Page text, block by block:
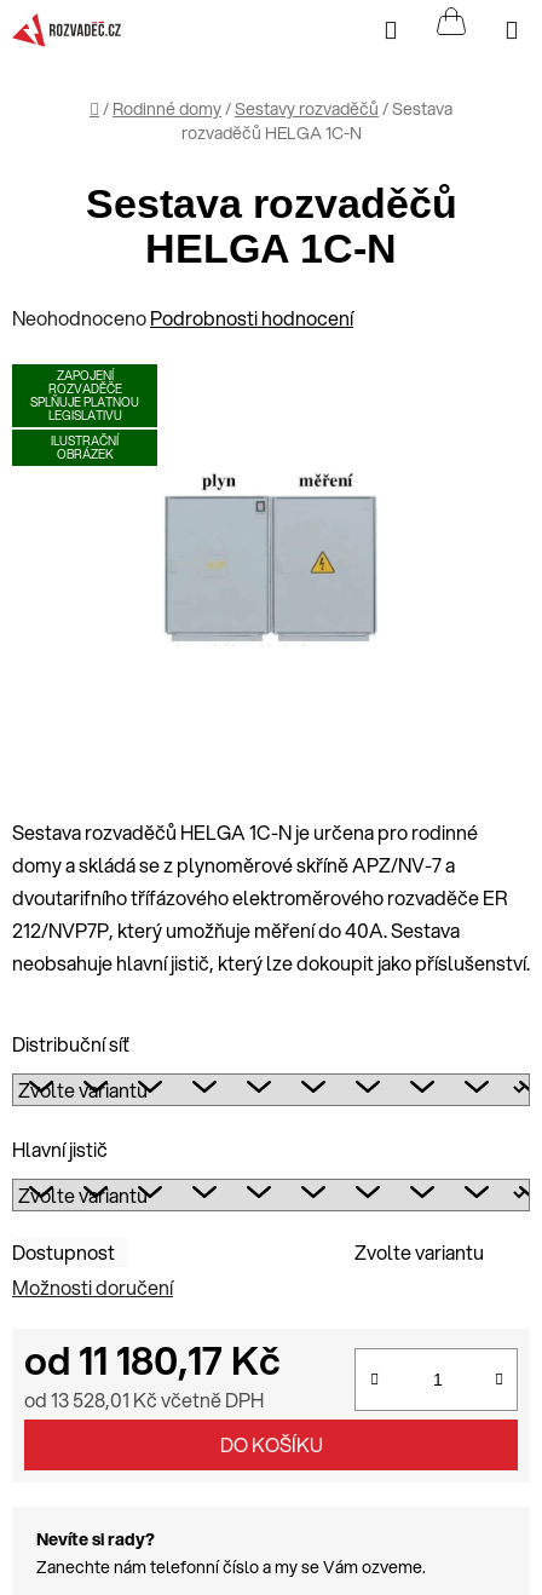
Přejít
na
Hledat
Domů
/ Rodinné domy/Sestavy rozvaděčů /Sestava
rozvaděčů HELGA 1C-N
Sestava rozvaděčů HELGA 1C-N je určena pro rodinné
domy a skládá se z plynoměrové skříně APZ/NV-7 a
dvoutarifního třífázového elektroměrového rozvaděče ER
212/NVP7P, který umožňuje měření do 40A. Sestava
neobsahuje hlavní jistič, který lze dokoupit jako příslušenství.
Distribuční síť
Hlavní jistič
Dostupnost
Zvolte variantu
Možnosti doručení
od11 180,17 Kč
od13 528,01 Kčvčetně DPH
DO KOŠÍKU
Nevíte si rady?
Zanechte nám telefonní číslo a my se Vám ozveme.
Sestava rozvaděčů
HELGA 1C-N
Průměrné
produktu
NeohodnocenoPodrobnosti hodnocení
ZAPOJENÍ
ROZVADĚČE
SPLŇUJE PLATNOU
LEGISLATIVU
ILUSTRAČNÍ
OBRÁZEK